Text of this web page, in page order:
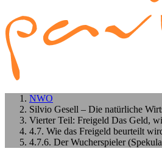
NWO
Silvio Gesell – Die natürliche
Vierter Teil: Freigeld Das Geld,
4.7. Wie das Freigeld beurteilt
4.7.6. Der Wucherspieler